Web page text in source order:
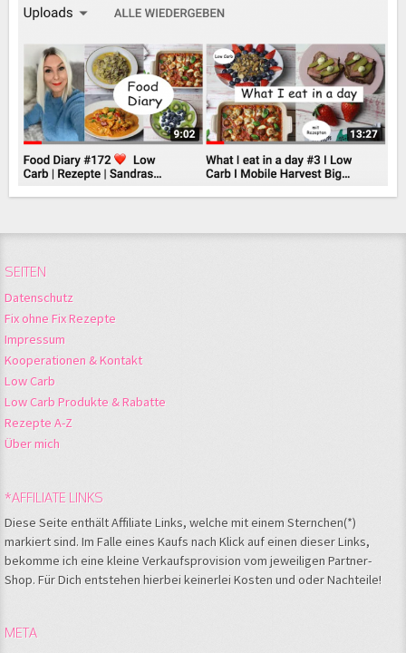
SEITEN
Datenschutz
Fix ohne Fix Rezepte
Impressum
Kooperationen & Kontakt
Low Carb
Low Carb Produkte & Rabatte
Rezepte A-Z
Über mich
*AFFILIATE LINKS
Diese Seite enthält Affiliate Links, welche mit einem Sternchen(*)
markiert sind. Im Falle eines Kaufs nach Klick auf einen dieser Links,
bekomme ich eine kleine Verkaufsprovision vom jeweiligen Partner-
Shop. Für Dich entstehen hierbei keinerlei Kosten und oder Nachteile!
META